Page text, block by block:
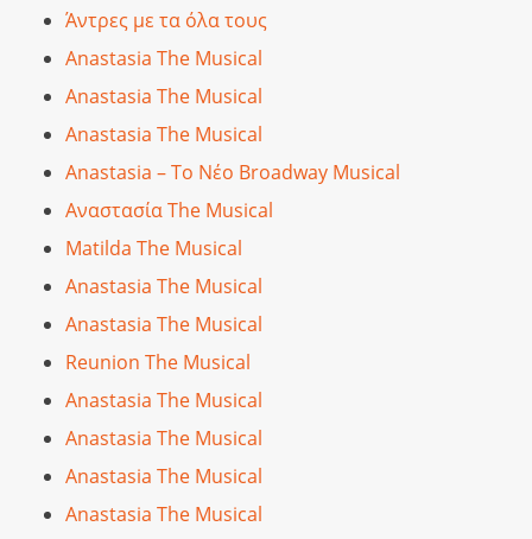
Άντρες με τα όλα τους
Anastasia The Musical
Anastasia The Musical
Anastasia The Musical
Anastasia – Το Νέο Broadway Musical
Αναστασία The Musical
Matilda The Musical
Anastasia The Musical
Anastasia The Musical
Reunion The Musical
Anastasia The Musical
Anastasia The Musical
Anastasia The Musical
Anastasia The Musical